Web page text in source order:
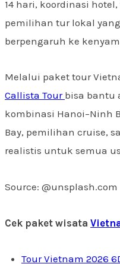
14 hari, koordinasi
pemilihan tur lokal
berpengaruh ke
Melalui paket tour
Callista Tour bisa bantu
kombinasi Hanoi–Ninh
Bay, pemilihan cruise,
realistis untuk semua
Source: @unsplash.com
Cek paket wisata
Tour Vietnam 2026